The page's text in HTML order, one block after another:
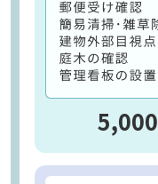
5,000